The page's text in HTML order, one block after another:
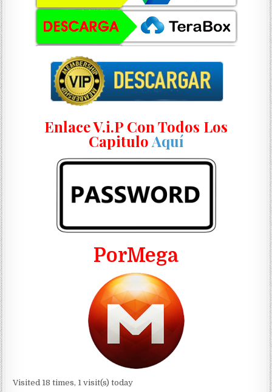
Enlace V.i.P Con Todos Los
CapituloAquí
PorMega
Visited 18 times, 1 visit(s) today